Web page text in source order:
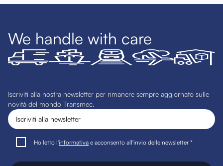
We handle with care
Iscriviti alla nostra newsletter per rimanere sempre aggiornato sulle
novità del mondo Transmec.
Ho letto l'informativa e acconsento all'invio delle newsletter *